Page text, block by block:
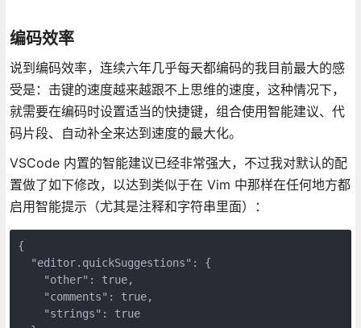
编码效率
说到编码效率，连续六年几乎每天都编码的我目前最大的感
受是：击键的速度越来越跟不上思维的速度，这种情况下，
就需要在编码时设置适当的快捷键，组合使用智能建议、代
码片段、自动补全来达到速度的最大化。
VSCode 内置的智能建议已经非常强大，不过我对默认的配
置做了如下修改，以达到类似于在 Vim 中那样在任何地方都
启用智能提示（尤其是注释和字符串里面）：
{
  "editor.quickSuggestions": {
    "other": true,
    "comments": true,
    "strings": true